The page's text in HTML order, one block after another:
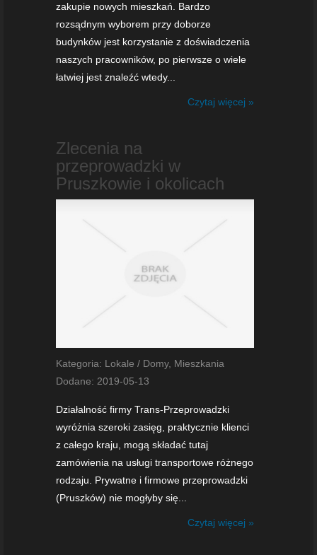
zakupie nowych mieszkań. Bardzo
rozsądnym wyborem przy doborze
budynków jest korzystanie z doświadczenia
naszych pracowników, po pierwsze o wiele
łatwiej jest znaleźć wtedy...
Czytaj więcej »
Zlecenia na
przeprowadzki w
Pruszkowie i okolicach
Kategoria: Lokale / Domy, Mieszkania
Dodane: 2019-05-13
Działalność firmy Trans-Przeprowadzki
wyróżnia szeroki zasięg, praktycznie klienci
z całego kraju, mogą składać tutaj
zamówienia na usługi transportowe różnego
rodzaju. Prywatne i firmowe przeprowadzki
(Pruszków) nie mogłyby się...
Czytaj więcej »